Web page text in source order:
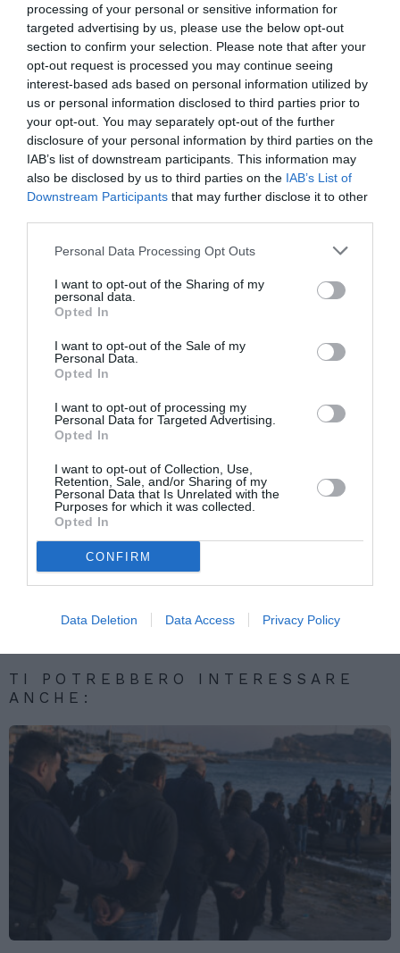
processing of your personal or sensitive information for
targeted advertising by us, please use the below opt-out
section to confirm your selection. Please note that after your
opt-out request is processed you may continue seeing
interest-based ads based on personal information utilized by
us or personal information disclosed to third parties prior to
your opt-out. You may separately opt-out of the further
disclosure of your personal information by third parties on the
IAB’s list of downstream participants. This information may
also be disclosed by us to third parties on the IAB’s List of
Downstream Participants that may further disclose it to other
Personal Data Processing Opt Outs
I want to opt-out of the Sharing of my
personal data.
Opted In
I want to opt-out of the Sale of my
Personal Data.
Opted In
I want to opt-out of processing my
Personal Data for Targeted Advertising.
Opted In
I want to opt-out of Collection, Use,
Retention, Sale, and/or Sharing of my
Personal Data that Is Unrelated with the
Purposes for which it was collected.
Opted In
CONFIRM
Data Deletion Data Access Privacy Policy
Con l’egiziano si è schierato il sindacato Cub
(Confederazione unitaria di base) che spiega di
aver chiesto ripetutamente all’azienda di porre
fine alle vessazioni, senza ottenere risposta. Il
sindacato confederale, dal canto suo, non entra
nel merito della vicenda e si limita a
commentare che non è suo compito dirimere
Se dovesse invece intervenire un provvedimento
della magistratura a carico di iscritti – fanno
sapere dal sindacato – s’imporrebbe un
intervento.
Articolo precedente
Alemanno: “Espellere i 20mila che hanno
commesso reati”
Articolo seguente
IMMIGRAZIONE: UN ITALIANO SU TRE DICE
TI POTREBBERO INTERESSARE
ANCHE: